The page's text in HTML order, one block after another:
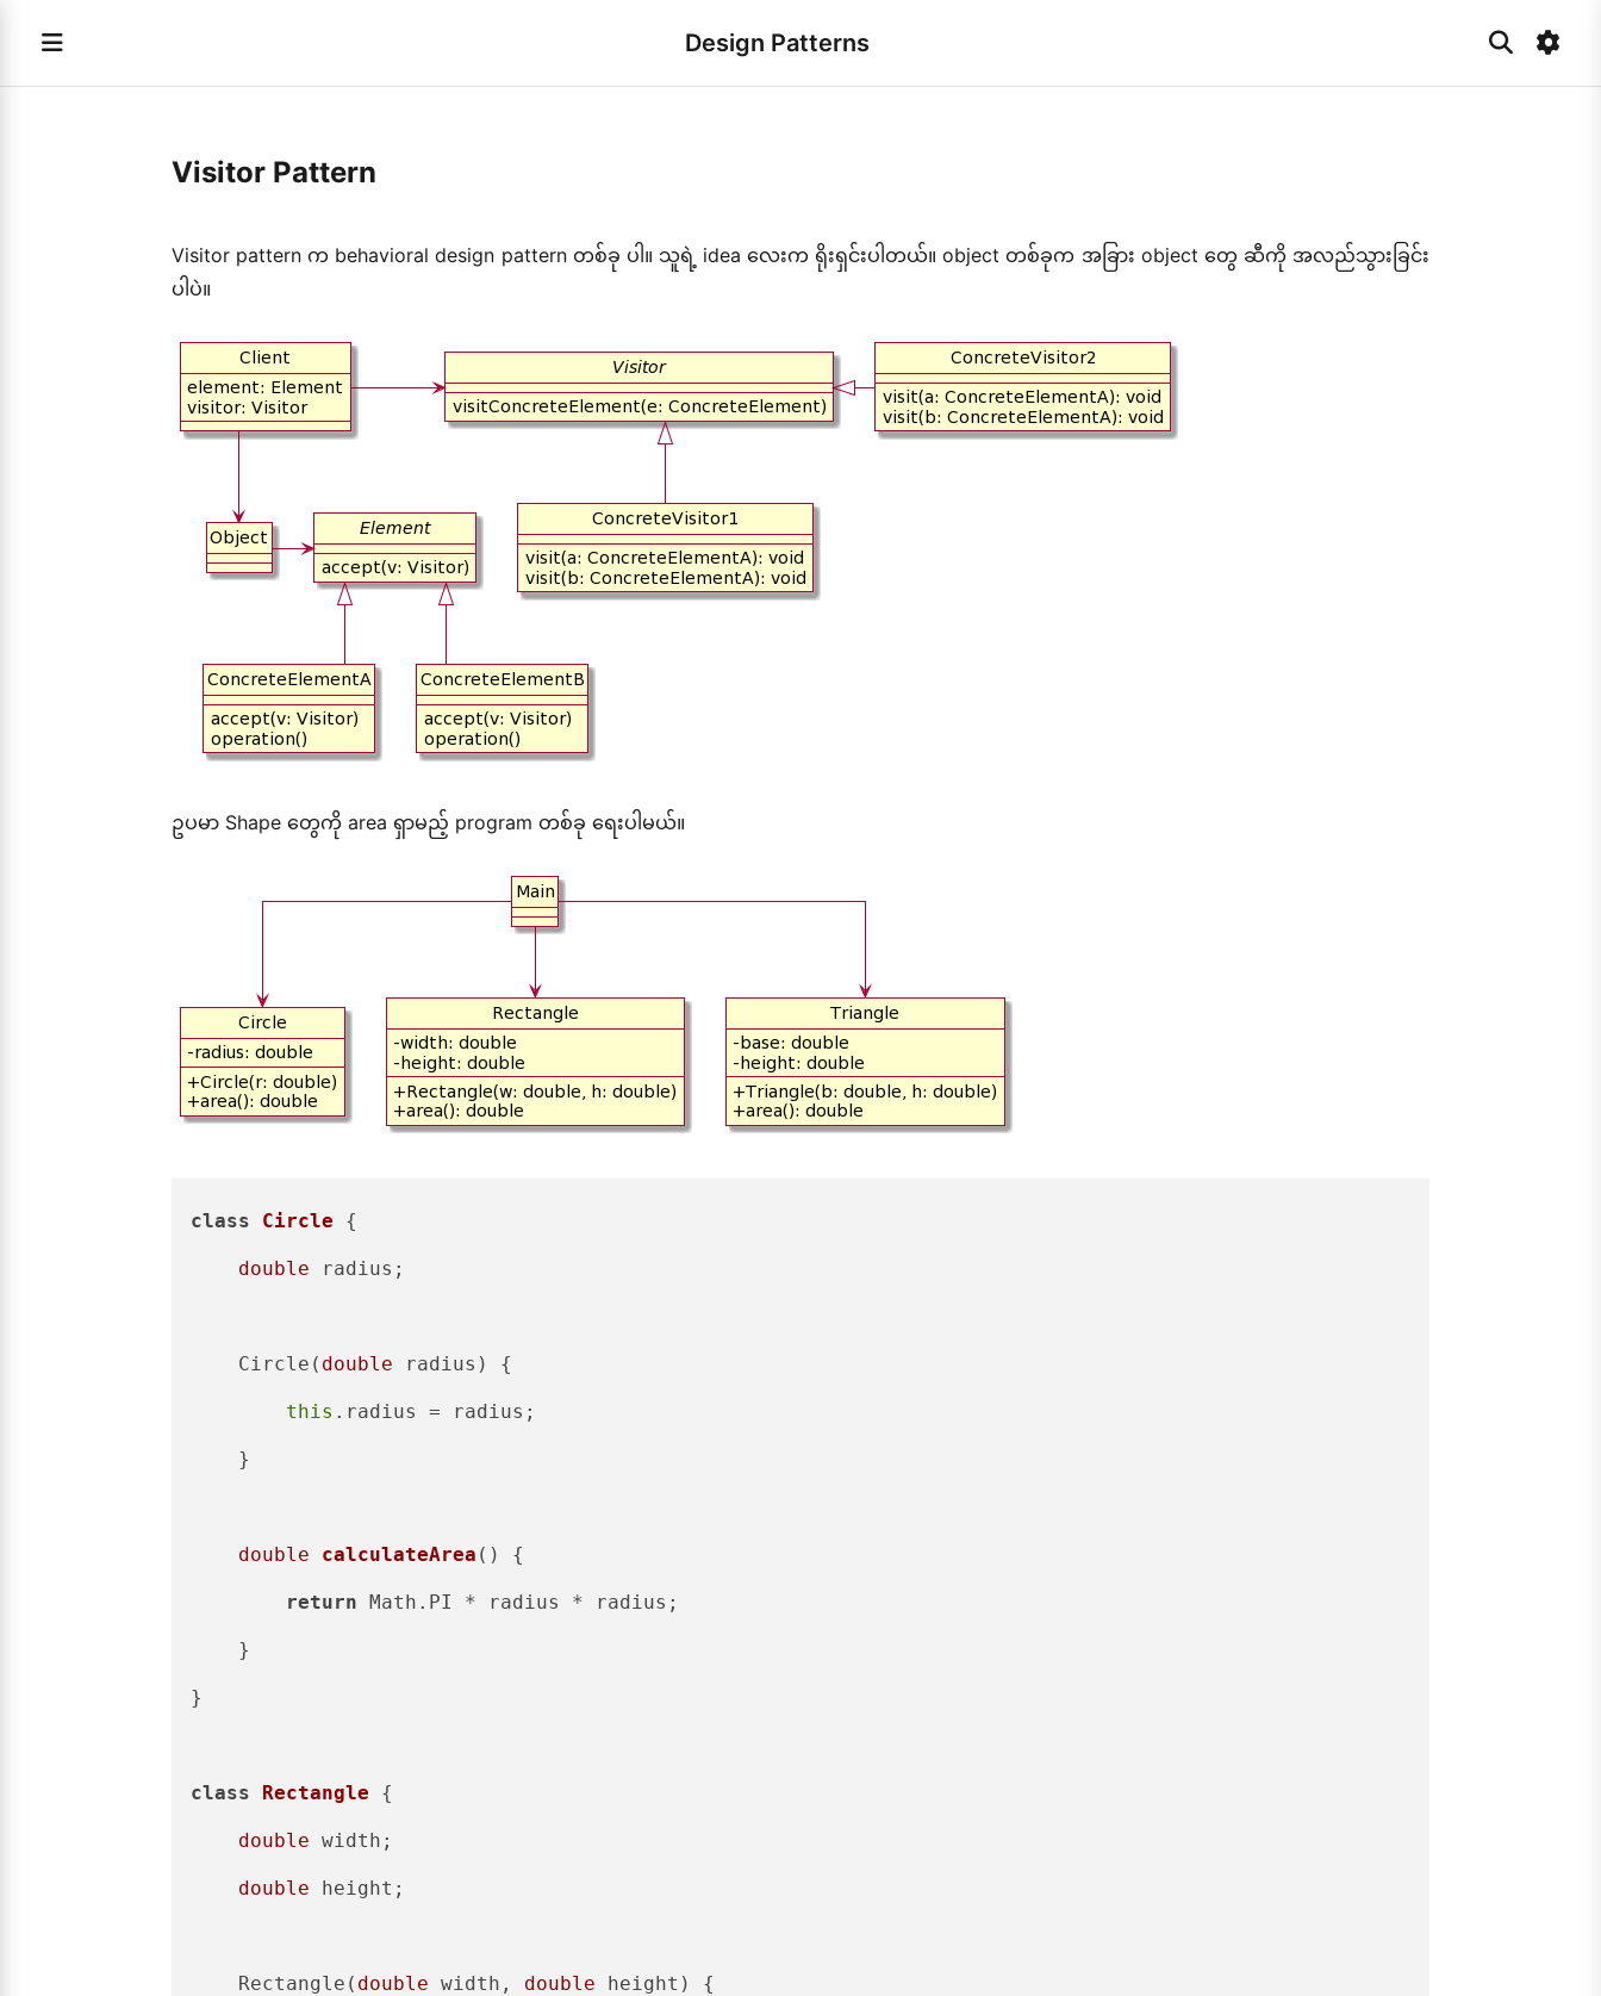
Design Patterns
Visitor Pattern
Visitor pattern က behavioral design pattern တစ်ခု ပါ။ သူရဲ့ idea လေးက ရိုးရှင်းပါတယ်။ object တစ်ခုက အခြား object တွေ ဆီကို အလည်သွားခြင်း
ပါပဲ။
ဥပမာ Shape တွေကို area ရှာမည့် program တစ်ခု ရေးပါမယ်။
class Circle {
double radius;
    Circle(
double radius) {
this .radius = radius;
    }
double calculateArea () {
return Math.PI * radius * radius;
    }
}
class Rectangle {
double width;
double height;
    Rectangle(
double width, double height) {